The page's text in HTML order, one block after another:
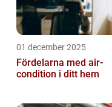
01 december 2025
Fördelarna med air-
condition i ditt hem